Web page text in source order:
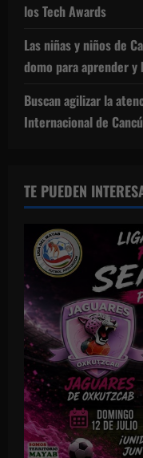
los Tech Awards
Las niñas y niños de
domo para aprender y
Buscan agilizar la
Internacional de
TE PUEDEN